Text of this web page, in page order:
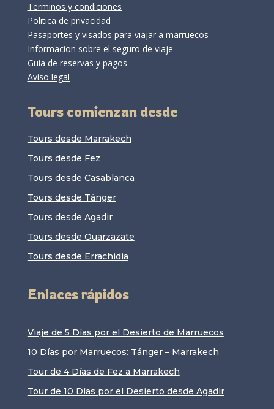
Terminos y condiciones
Politica de privacidad
Pasaportes y visados para viajar a marruecos
Informacion sobre el seguro de viaje
Guia de reservas y pagos
Aviso legal
Tours comienzan desde
Tours desde Marrakech
Tours desde Fez
Tours desde Casablanca
Tours desde Tánger
Tours desde Agadir
Tours desde Ouarzazate
Tours desde Errachidia
Enlaces rápidos
Viaje de 5 Días por el Desierto de Marruecos
10 Días por Marruecos: Tánger – Marrakech
Tour de 4 Días de Fez a Marrakech
Tour de 10 Días por el Desierto desde Agadir